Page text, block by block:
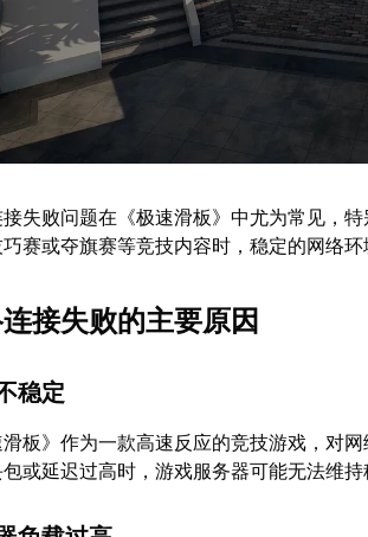
失败问题在《极速滑板》中尤为常见，
赛或夺旗赛等竞技内容时，稳定的网络环
接失败的主要原因
稳定
滑板》作为一款高速反应的竞技游戏，对
或延迟过高时，游戏服务器可能无法维持